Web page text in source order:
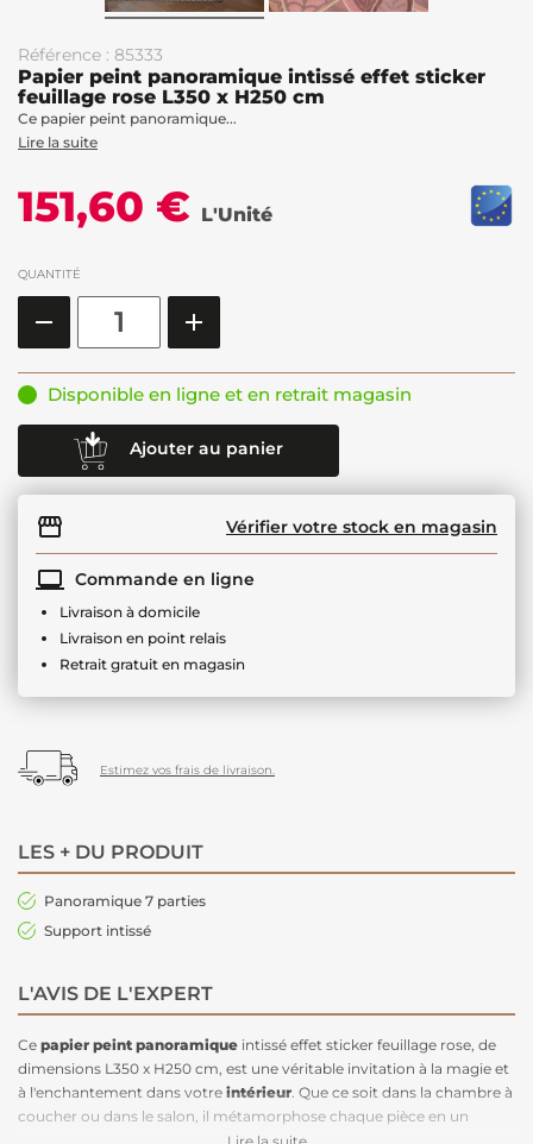
Référence : 85333
Papier peint panoramique intissé effet sticker
feuillage rose L350 x H250 cm
Ce papier peint panoramique...
Lire la suite
151,60 € L'Unité
QUANTITÉ
Disponible en ligne et en retrait magasin
Ajouter au panier
Vérifier votre stock en magasin
Commande en ligne
Livraison à domicile
Livraison en point relais
Retrait gratuit en magasin
Estimez vos frais de livraison.
LES + DU PRODUIT
Panoramique 7 parties
Support intissé
L'AVIS DE L'EXPERT
Ce papier peint panoramique intissé effet sticker feuillage rose, de
dimensions L350 x H250 cm, est une véritable invitation à la magie et
à l'enchantement dans votre intérieur . Que ce soit dans la chambre à
coucher ou dans le salon, il métamorphose chaque pièce en un
espace féerique. Les grandes feuilles d'un rose tendre, qui semblent